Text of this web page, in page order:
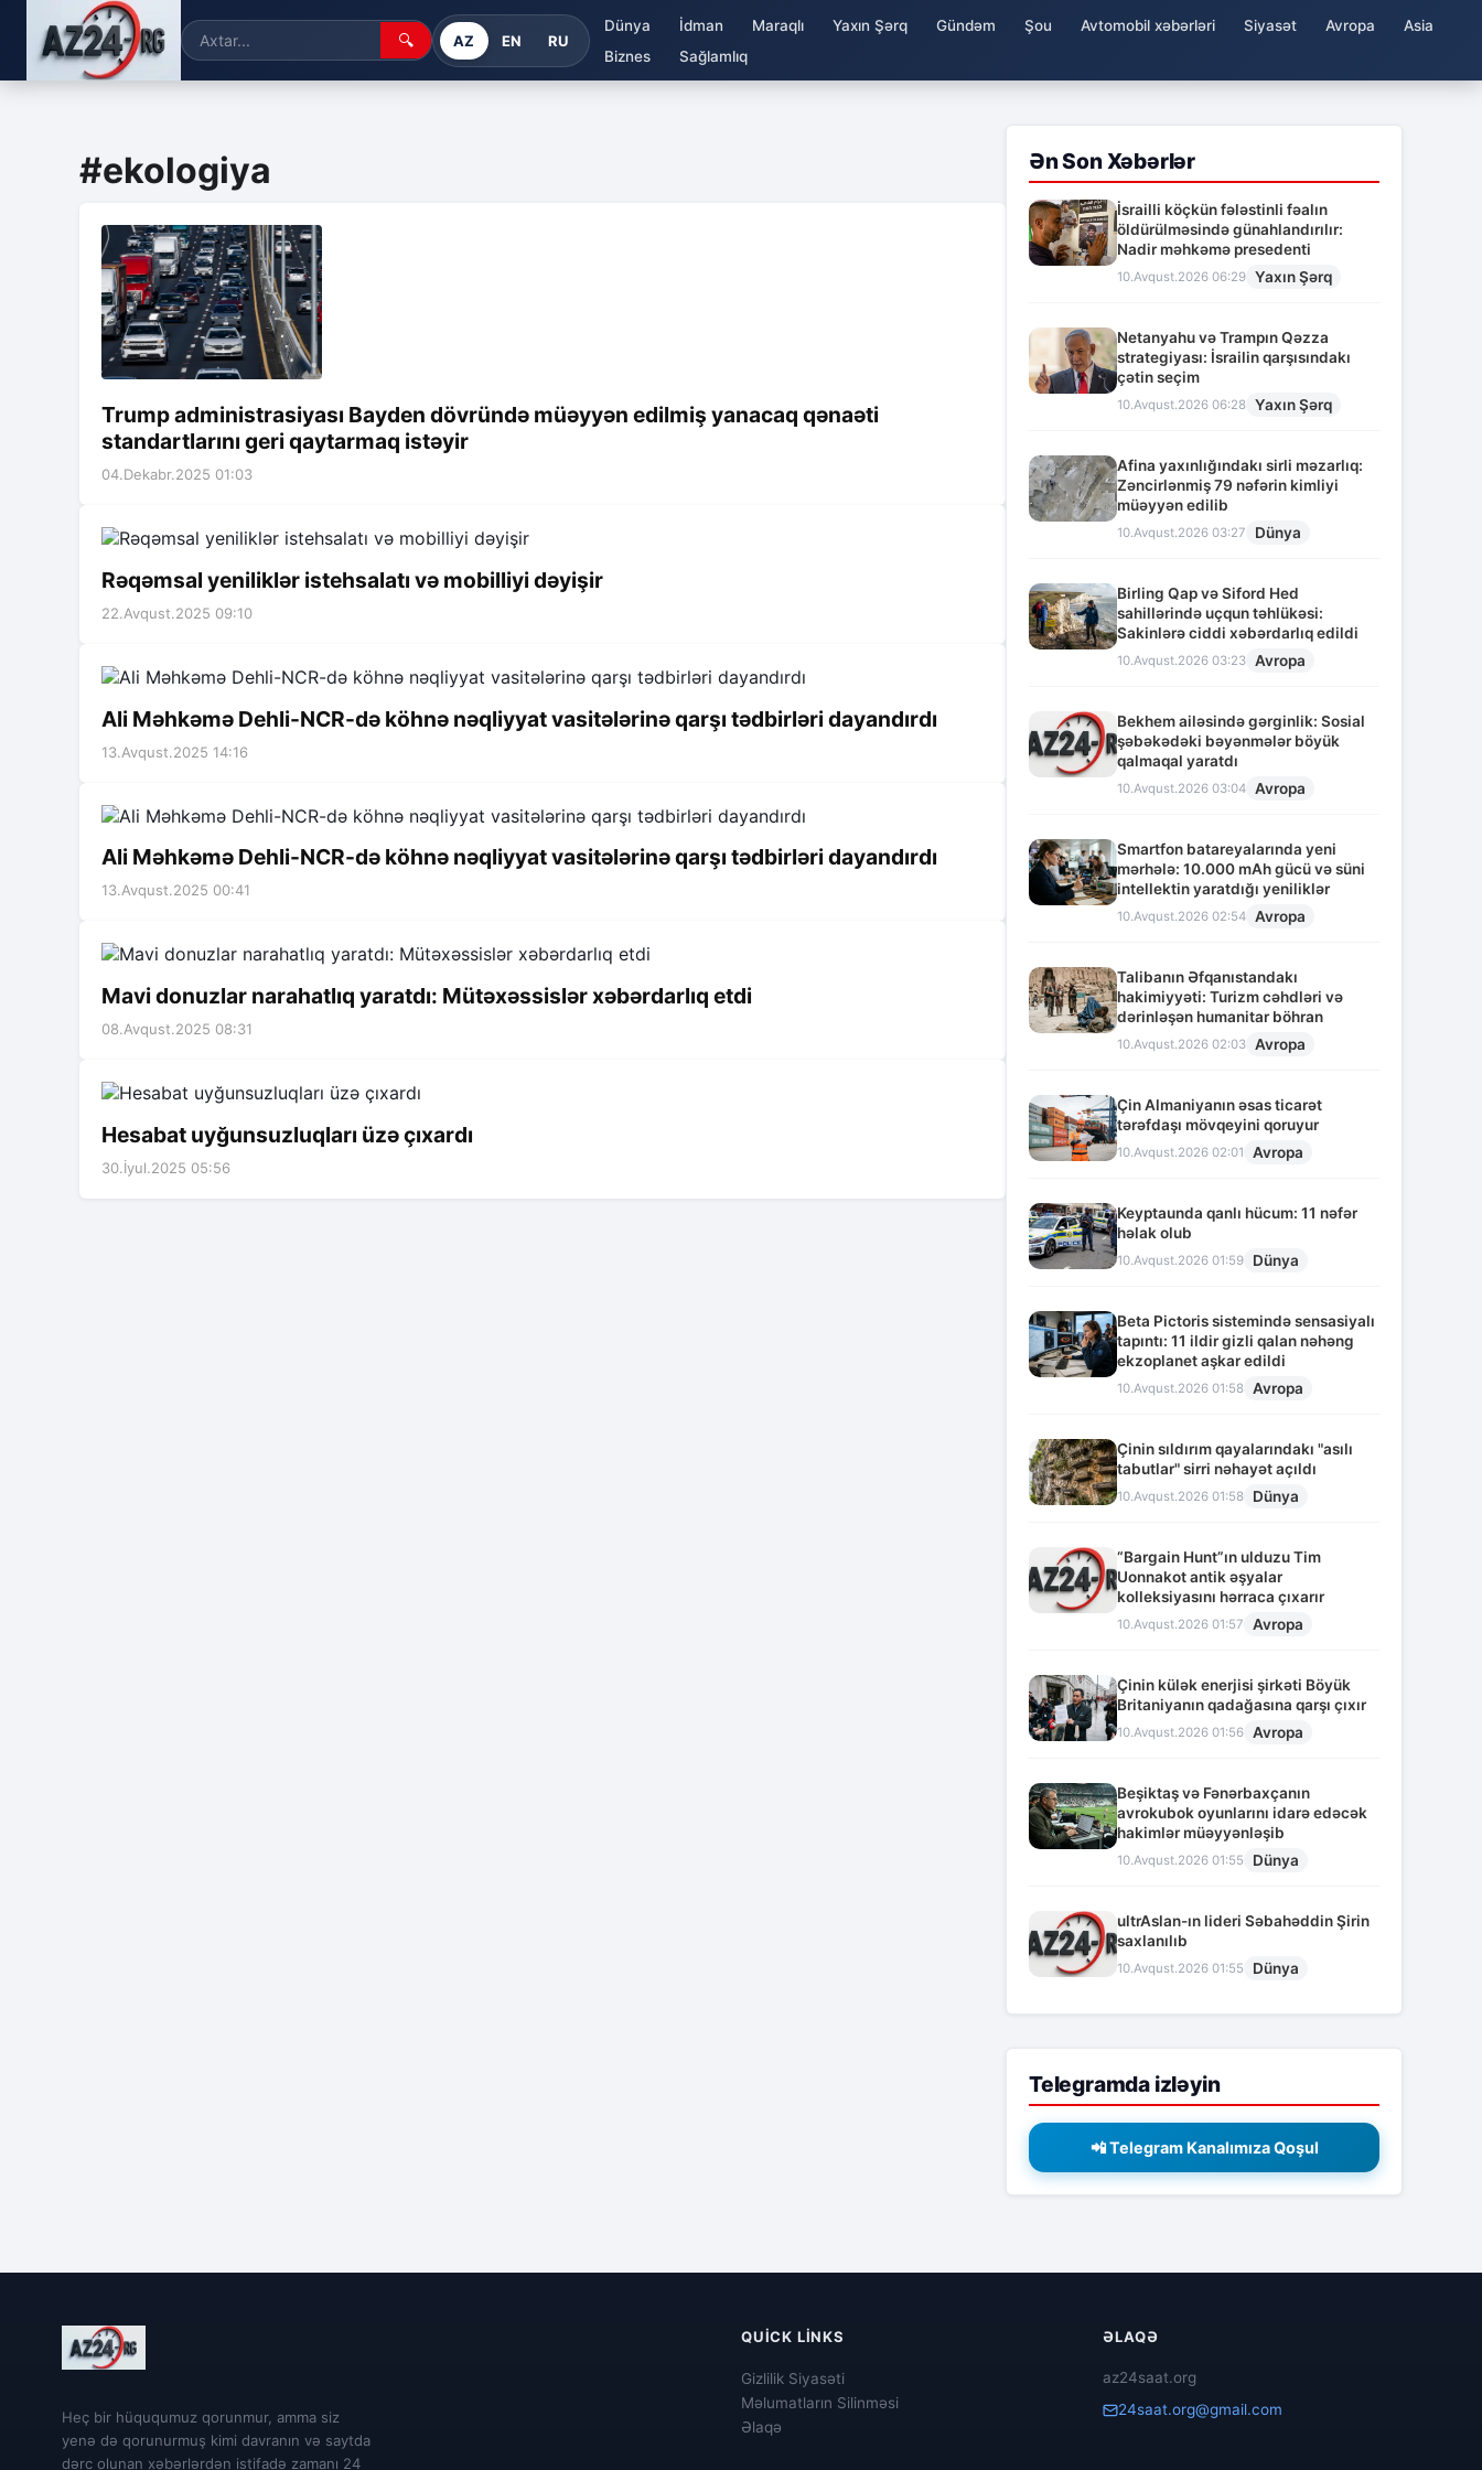
🔍 AZ EN RU
Dünya İdman Maraqlı Yaxın Şərq Gündəm Şou Avtomobil xəbərləri Siyasət Avropa
Asia
Biznes
Sağlamlıq
#ekologiya
Trump administrasiyası Bayden dövründə müəyyən edilmiş yanacaq qənaəti
standartlarını geri qaytarmaq istəyir
04.Dekabr.2025 01:03
Rəqəmsal yeniliklər istehsalatı və mobilliyi dəyişir
22.Avqust.2025 09:10
Ali Məhkəmə Dehli-NCR-də köhnə nəqliyyat vasitələrinə qarşı tədbirləri dayandırdı
13.Avqust.2025 14:16
Ali Məhkəmə Dehli-NCR-də köhnə nəqliyyat vasitələrinə qarşı tədbirləri dayandırdı
13.Avqust.2025 00:41
Mavi donuzlar narahatlıq yaratdı: Mütəxəssislər xəbərdarlıq etdi
08.Avqust.2025 08:31
Hesabat uyğunsuzluqları üzə çıxardı
30.İyul.2025 05:56
Ən Son Xəbərlər
İsrailli köçkün fələstinli fəalın
öldürülməsində günahlandırılır:
Nadir məhkəmə presedenti
10.Avqust.2026 06:29 Yaxın Şərq
Netanyahu və Trampın Qəzza
strategiyası: İsrailin qarşısındakı
çətin seçim
10.Avqust.2026 06:28 Yaxın Şərq
Afina yaxınlığındakı sirli məzarlıq:
Zəncirlənmiş 79 nəfərin kimliyi
müəyyən edilib
10.Avqust.2026 03:27 Dünya
Birling Qap və Siford Hed
sahillərində uçqun təhlükəsi:
Sakinlərə ciddi xəbərdarlıq edildi
10.Avqust.2026 03:23 Avropa
Bekhem ailəsində gərginlik: Sosial
şəbəkədəki bəyənmələr böyük
qalmaqal yaratdı
10.Avqust.2026 03:04 Avropa
Smartfon batareyalarında yeni
mərhələ: 10.000 mAh gücü və süni
intellektin yaratdığı yeniliklər
10.Avqust.2026 02:54 Avropa
Talibanın Əfqanıstandakı
hakimiyyəti: Turizm cəhdləri və
dərinləşən humanitar böhran
10.Avqust.2026 02:03 Avropa
Çin Almaniyanın əsas ticarət
tərəfdaşı mövqeyini qoruyur
10.Avqust.2026 02:01 Avropa
Keyptaunda qanlı hücum: 11 nəfər
həlak olub
10.Avqust.2026 01:59 Dünya
Beta Pictoris sistemində sensasiyalı
tapıntı: 11 ildir gizli qalan nəhəng
ekzoplanet aşkar edildi
10.Avqust.2026 01:58 Avropa
Çinin sıldırım qayalarındakı "asılı
tabutlar" sirri nəhayət açıldı
10.Avqust.2026 01:58 Dünya
“Bargain Hunt”ın ulduzu Tim
Uonnakot antik əşyalar
kolleksiyasını hərraca çıxarır
10.Avqust.2026 01:57 Avropa
Çinin külək enerjisi şirkəti Böyük
Britaniyanın qadağasına qarşı çıxır
10.Avqust.2026 01:56 Avropa
Beşiktaş və Fənərbaxçanın
avrokubok oyunlarını idarə edəcək
hakimlər müəyyənləşib
10.Avqust.2026 01:55 Dünya
ultrAslan-ın lideri Səbahəddin Şirin
saxlanılıb
10.Avqust.2026 01:55 Dünya
Telegramda izləyin
📲 Telegram Kanalımıza Qoşul
Heç bir hüququmuz qorunmur, amma siz
yenə də qorunurmuş kimi davranın və saytda
dərc olunan xəbərlərdən istifadə zamanı 24
QUICK LINKS
Gizlilik Siyasəti
Məlumatların Silinməsi
Əlaqə
ƏLAQƏ
az24saat.org
24saat.org@gmail.com